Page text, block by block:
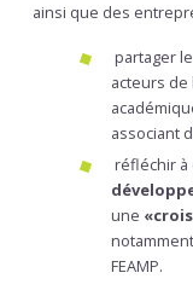
ainsi que des
partager
acteurs de
associant
réfléchir à
une
FEAMP.